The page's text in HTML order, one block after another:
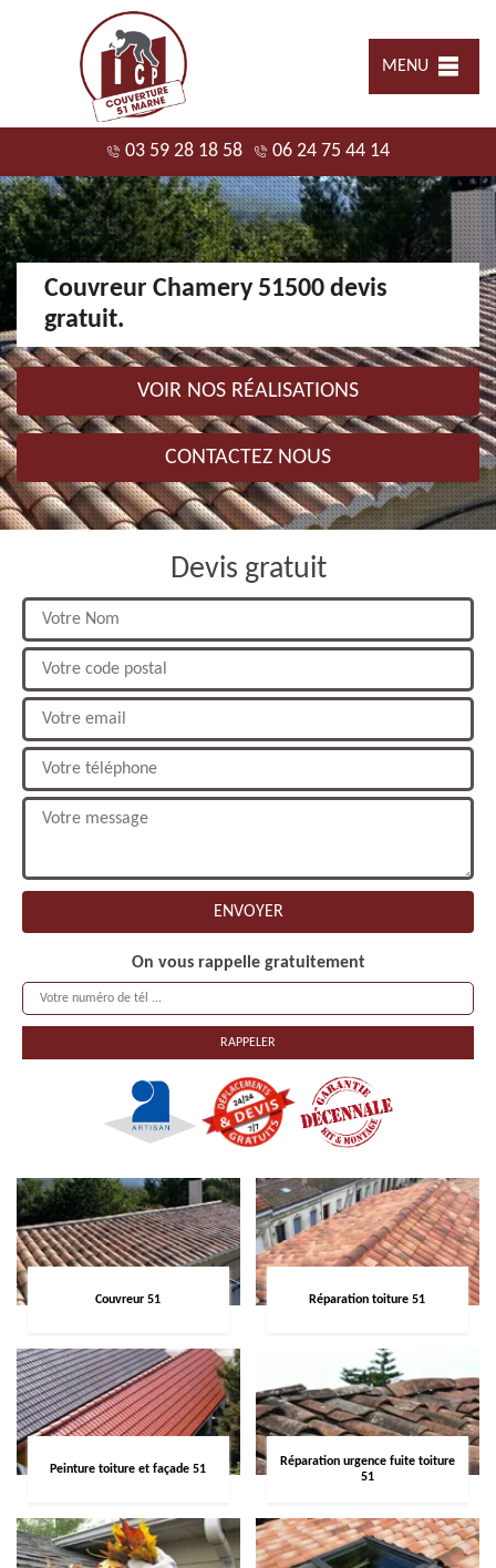
MENU
03 59 28 18 58 06 24 75 44 14
Couvreur Chamery 51500 devis
gratuit.
VOIR NOS RÉALISATIONS
CONTACTEZ NOUS
Devis gratuit
On vous rappelle gratuitement
Couvreur 51 Réparation toiture 51
Peinture toiture et façade 51
Réparation urgence fuite toiture
51